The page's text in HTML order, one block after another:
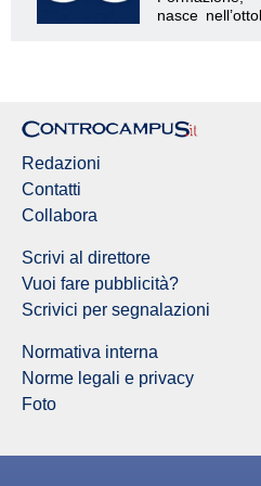
Redazioni
Contatti
Collabora
Scrivi al direttore
Vuoi fare pubblicità?
Scrivici per segnalazioni
Normativa interna
Norme legali e privacy
Foto